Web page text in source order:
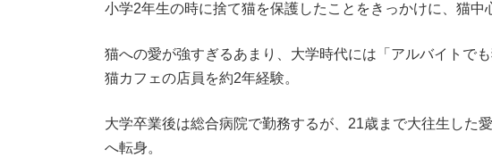
小学2年生の時に捨て猫を保護したことをきっかけに、猫中
猫への愛が強すぎるあまり、大学時代には「アルバイトで
猫カフェの店員を約2年経験。
大学卒業後は総合病院で勤務するが、21歳まで大往生した
へ転身。